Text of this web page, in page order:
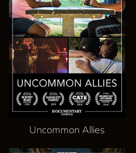
Uncommon Allies